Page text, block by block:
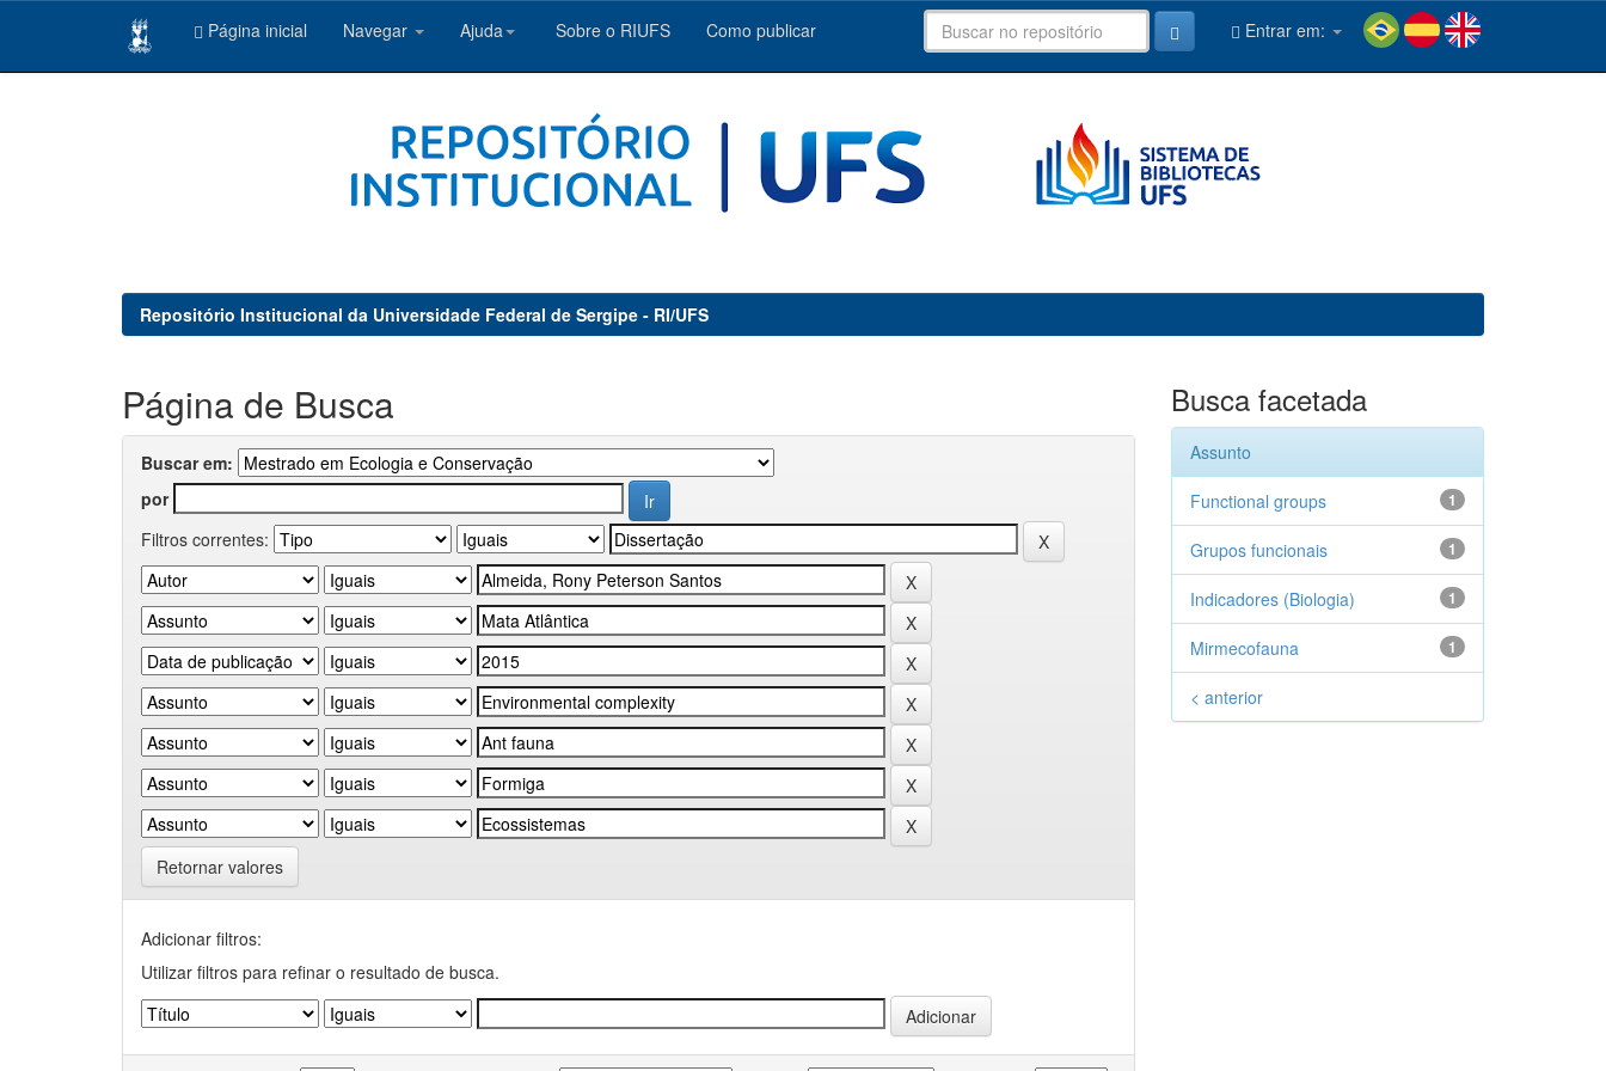
Página inicial Navegar Ajuda Sobre o RIUFS Como publicar Entrar em:
Repositório Institucional da Universidade Federal de Sergipe - RI/UFS
Página de Busca
Buscar em:
por
Filtros correntes:
Retornar valores
Adicionar filtros:
Utilizar filtros para refinar o resultado de busca.
Busca facetada
Assunto
1
Functional groups
1
Grupos funcionais
1
Indicadores (Biologia)
1
Mirmecofauna
< anterior